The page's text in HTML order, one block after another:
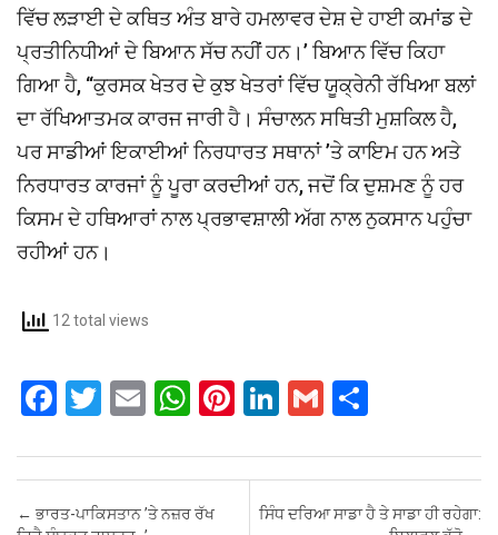
ਵਿੱਚ ਲੜਾਈ ਦੇ ਕਥਿਤ ਅੰਤ ਬਾਰੇ ਹਮਲਾਵਰ ਦੇਸ਼ ਦੇ ਹਾਈ ਕਮਾਂਡ ਦੇ
ਪ੍ਰਤੀਨਿਧੀਆਂ ਦੇ ਬਿਆਨ ਸੱਚ ਨਹੀਂ ਹਨ।’ ਬਿਆਨ ਵਿੱਚ ਕਿਹਾ
ਗਿਆ ਹੈ, “ਕੁਰਸਕ ਖੇਤਰ ਦੇ ਕੁਝ ਖੇਤਰਾਂ ਵਿੱਚ ਯੂਕ੍ਰੇਨੀ ਰੱਖਿਆ ਬਲਾਂ
ਦਾ ਰੱਖਿਆਤਮਕ ਕਾਰਜ ਜਾਰੀ ਹੈ। ਸੰਚਾਲਨ ਸਥਿਤੀ ਮੁਸ਼ਕਿਲ ਹੈ,
ਪਰ ਸਾਡੀਆਂ ਇਕਾਈਆਂ ਨਿਰਧਾਰਤ ਸਥਾਨਾਂ ’ਤੇ ਕਾਇਮ ਹਨ ਅਤੇ
ਨਿਰਧਾਰਤ ਕਾਰਜਾਂ ਨੂੰ ਪੂਰਾ ਕਰਦੀਆਂ ਹਨ, ਜਦੋਂ ਕਿ ਦੁਸ਼ਮਣ ਨੂੰ ਹਰ
ਕਿਸਮ ਦੇ ਹਥਿਆਰਾਂ ਨਾਲ ਪ੍ਰਭਾਵਸ਼ਾਲੀ ਅੱਗ ਨਾਲ ਨੁਕਸਾਨ ਪਹੁੰਚਾ
ਰਹੀਆਂ ਹਨ।
12 total views
F
ce
b
T
tt
er
E
ail
W
at
s
Pi
er
es
Li
ke
dI
G
ail ar
e
Post navigation
← ਭਾਰਤ-ਪਾਕਿਸਤਾਨ ’ਤੇ ਨਜ਼ਰ ਰੱਖ
ਸਿੰਧ ਦਰਿਆ ਸਾਡਾ ਹੈ ਤੇ ਸਾਡਾ ਹੀ ਰਹੇਗਾ: